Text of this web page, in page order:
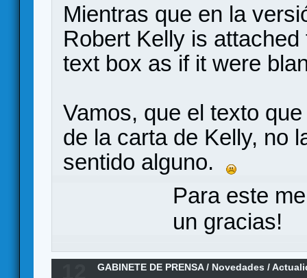
Mientras que en la
Robert Kelly is
text box as if it were
Vamos, que el texto
de la carta de Kelly, no
sentido alguno.
Para este
un gracias!
GABINETE DE PRENSA/ Novedades /